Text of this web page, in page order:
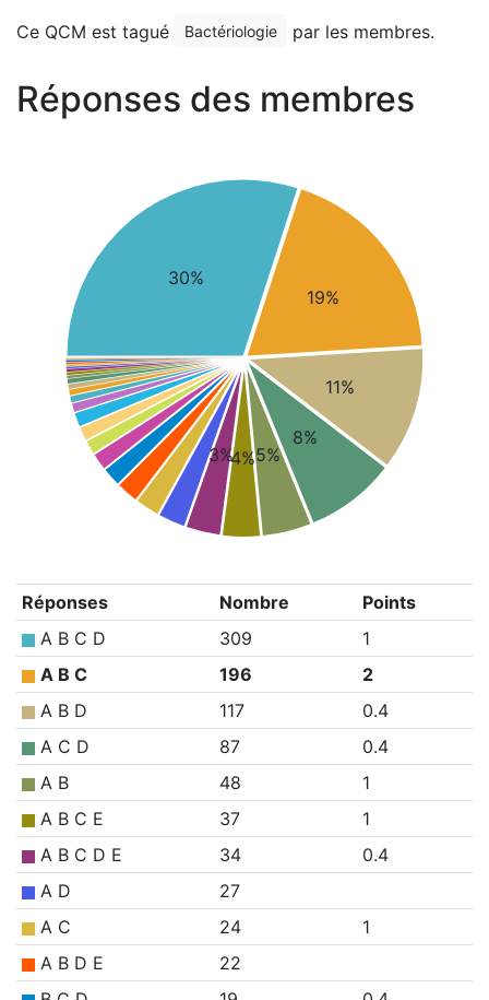
Ce QCM est tagué Bactériologie par les membres.
Réponses des membres
30%
19%
11%
8%
5%
4%
3%
Réponses Nombre
Points
A B C D
309
1
A B C
196
2
A B D
117
0.4
A C D
87
0.4
A B
48
1
A B C E
37
1
A B C D E
34
0.4
A D
27
A C
24
1
A B D E
22